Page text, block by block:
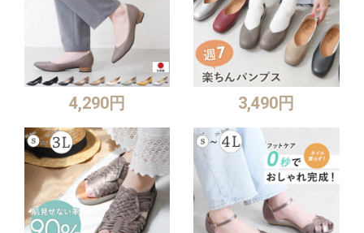
4,290円 3,490円